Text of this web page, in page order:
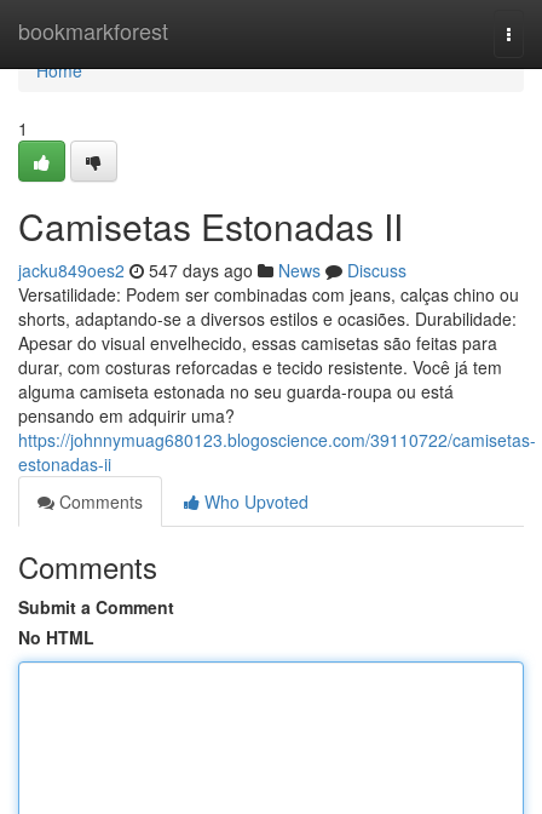
bookmarkforest
Home
Home
1
Camisetas Estonadas II
jacku849oes2 547 days ago News
Discuss
Versatilidade: Podem ser combinadas com jeans, calças chino ou
shorts, adaptando-se a diversos estilos e ocasiões. Durabilidade:
Apesar do visual envelhecido, essas camisetas são feitas para
durar, com costuras reforcadas e tecido resistente. Você já tem
alguma camiseta estonada no seu guarda-roupa ou está
pensando em adquirir uma?
https://johnnymuag680123.blogoscience.com/39110722/camisetas-
estonadas-ii
Comments
Who Upvoted
Comments
Submit a Comment
No HTML